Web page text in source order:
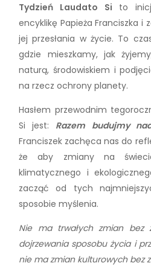
Tydzień Laudato Si to
encyklikę Papieża Franciszka i
jej przesłania w życie. To
gdzie mieszkamy, jak
naturą, środowiskiem i
na rzecz ochrony planety.
Hasłem przewodnim
Si jest: Razem budujmy
Franciszek zachęca nas do
że aby zmiany na
klimatycznego i
zacząć od tych
sposobie myślenia.
Nie ma trwałych zmian bez
dojrzewania sposobu życia i
nie ma zmian kulturowych bez